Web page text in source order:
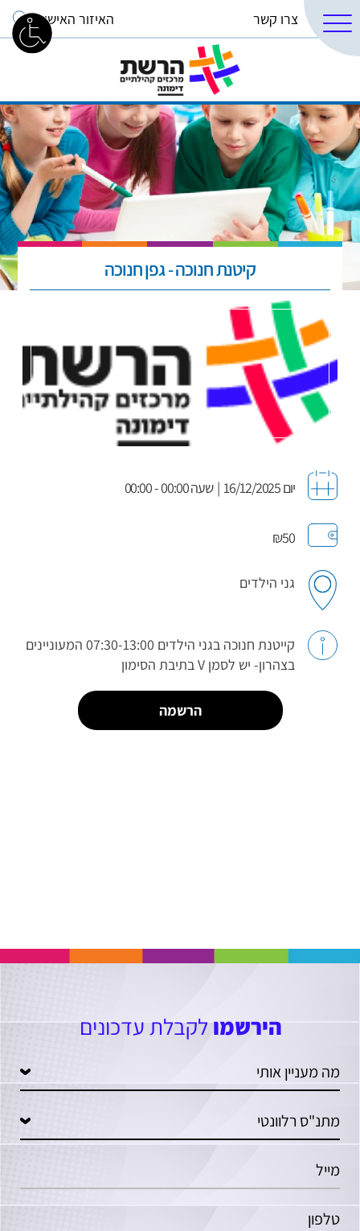
צרו קשר האיזור האישי
קיטנת חנוכה - גפן חנוכה
יום 16/12/2025 | שעה 00:00 - 00:00
₪50
גני הילדים
קייטנת חנוכה בגני הילדים 07:30-13:00 המעוניינים
בצהרון- יש לסמן V בתיבת הסימון
הרשמה
הירשמולקבלת עדכונים